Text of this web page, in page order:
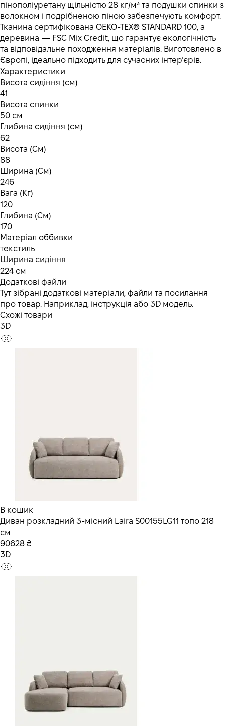
пінополіуретану щільністю 28 кг/м³ та подушки спинки з
волокном і подрібненою піною забезпечують комфорт.
Тканина сертифікована OEKO-TEX® STANDARD 100, а
деревина — FSC Mix Credit, що гарантує екологічність
та відповідальне походження матеріалів. Виготовлено в
Європі, ідеально підходить для сучасних інтер’єрів.
Характеристики
Висота сидіння (см)
41
Висота спинки
50 см
Глибина сидіння (см)
62
Висота (См)
88
Ширина (См)
246
Вага (Кг)
120
Глибина (См)
170
Матеріал оббивки
текстиль
Ширина сидіння
224 см
Додаткові файли
Тут зібрані додаткові матеріали, файли та посилання
про товар. Наприклад, інструкція або 3D модель.
Схожі товари
3D
В кошик
Диван розкладний 3-місний Laira S00155LG11 топо 218
см
90628 ₴
3D